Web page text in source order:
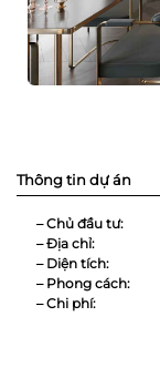
Thông tin dự án
– Chủ đầu tư:
– Địa chỉ:
– Diện tích:
– Phong cách:
– Chi phí: